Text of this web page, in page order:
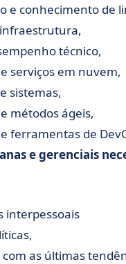
e conhecimento de
técnico,
serviços em nuvem,
sistemas,
métodos ágeis,
ferramentas de
e gerenciais
interpessoais
as últimas